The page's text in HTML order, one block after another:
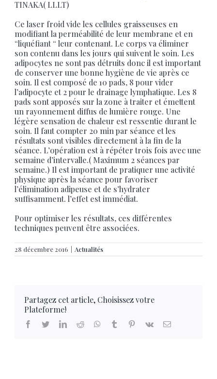
TINAKA( LLLT)
Ce laser froid vide les cellules graisseuses en
modifiant la perméabilité de leur membrane et en
“liquéfiant “ leur contenant. Le corps va éliminer
son contenu dans les jours qui suivent le soin. Les
adipocytes ne sont pas détruits donc il est important
de conserver une bonne hygiène de vie après ce
soin. Il est composé de 10 pads, 8 pour vider
l’adipocyte et 2 pour le drainage lymphatique. Les 8
pads sont apposés sur la zone à traiter et émettent
un rayonnement diffus de lumière rouge. Une
légère sensation de chaleur est ressentie durant le
soin. Il faut compter 20 min par séance et les
résultats sont visibles directement à la fin de la
séance. L’opération est à répéter trois fois avec une
semaine d’intervalle.( Maximum 2 séances par
semaine.) Il est important de pratiquer une activité
physique après la séance pour favoriser
l’élimination adipeuse et de s’hydrater
suffisamment. l’effet est immédiat.
Pour optimiser les résultats, ces différentes
techniques peuvent être associées.
28 décembre 2016 Actualités
Partagez cet article, Choisissez votre
Plateforme!
facebook
twitterlinkedinreddit whatsapptumblr pinterest
vk Email